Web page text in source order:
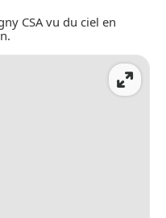
CSA vu du ciel en